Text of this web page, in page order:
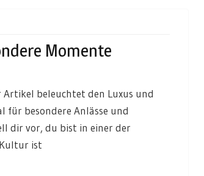
Momente
Artikel beleuchtet den Luxus und
für besondere Anlässe und
dir vor, du bist in einer der
ist